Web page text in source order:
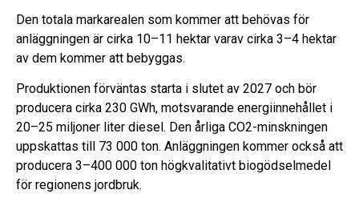
Den totala markarealen som kommer att behövas för
anläggningen är cirka 10–11 hektar varav cirka 3–4 hektar
av dem kommer att bebyggas.
Produktionen förväntas starta i slutet av 2027 och bör
producera cirka 230 GWh, motsvarande energiinnehållet i
20–25 miljoner liter diesel. Den årliga CO2-minskningen
uppskattas till 73 000 ton. Anläggningen kommer också att
producera 3–400 000 ton högkvalitativt biogödselmedel
för regionens jordbruk.